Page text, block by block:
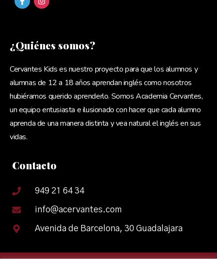
¿Quiénes somos?
Cervantes Kids es nuestro proyecto para que los alumnos y
alumnas de 12 a 18 años aprendan inglés como nosotros
hubiéramos querido aprenderlo. Somos Academia Cervantes,
un equipo entusiasta e ilusionado con hacer que cada alumno
aprenda de una manera distinta y vea natural el inglés en sus
vidas.
Contacto
949 21 64 34
info@acervantes.com
Avenida de Barcelona, 30 Guadalajara